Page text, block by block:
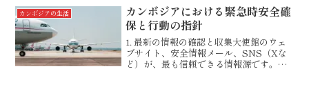
の場感覚で会話ができることには今更な
がら驚きはありませ...
カンボジアの生活
カンボジアにおける緊急時安全確
保と行動の指針
1. 最新の情報の確認と収集大使館のウェ
ブサイト、安全情報メール、SNS（Xな
ど）が、最も信頼できる情報源です。当